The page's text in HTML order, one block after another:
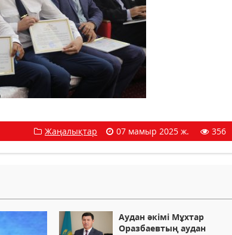
Жаңалықтар 07 мамыр 2025 ж. 356
Аудан әкімі Мұхтар
Оразбаевтың аудан